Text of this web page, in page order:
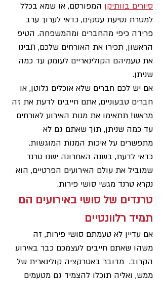
סיורים בוותיקן המפורסם, או שמא בכלל
למטרת נסיעת עסקים, כדאי לערוך ערב
פרידה כיפי מהחברים ומהמשפחה. הטיפ
הראשון, תכירו את האורחים שלכם, תבינו
את טעמיהם הקולינאריים לעומק עד כמה
שניתן.
אם יש לכם חברים שלא אוכלים גלוטן, או
חברים טבעוניים, אתם חייבים לדעת את זה
מראש! תתאימו את מנות האירוע לאורחים
עד כמה שניתן, תוך שאתם גם לא
מתפשרים על איכות המנות המוגשות.
כדאי לדעת, בשנה האחרונה ישנו טרנד
שמוביל את עולם האירועים הפרטיים, הוא
נקרא טרנד מגשי סושי פירות.
טרנדים של סושי באירועים הם
תמיד רלוונטיים
אם עדיין לא טעמתם סושי פירות, זה
משהו שאתם חייבים לעצמכם כבר באירוע
הקרוב.  מדובר באטרקציה קולינארית של
ממש, ואליה תוכלו להצמיד גם מטעמים